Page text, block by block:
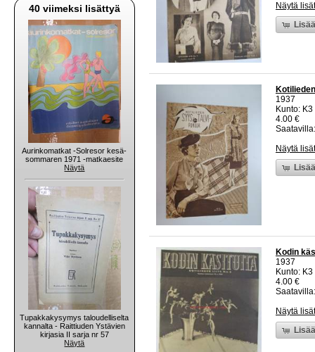
40 viimeksi lisättyä
Aurinkomatkat -Solresor kesä-
sommaren 1971 -matkaesite
Näytä
Tupakkakysymys taloudelliselta
kannalta - Raittiuden Ystävien
kirjasia II sarja nr 57
Näytä
Näytä
1937
Kunto:
4.00 €
Näytä
Kodin
1937
Kunto:
4.00 €
Näytä